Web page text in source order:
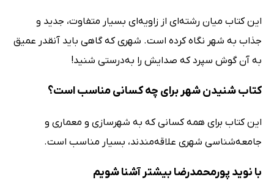
این کتاب میان رشته‌ای از زاویه‌ای بسیار متفاوت،‌ جدید و
جذاب به شهر نگاه کرده است. شهری که گاهی باید آنقدر عمیق
به آن گوش سپرد که صدایش را به‌درستی شنید!
کتاب شنیدن شهر برای چه کسانی مناسب است؟
این کتاب برای همه کسانی که به شهرسازی و معماری و
جامعه‌شناسی شهری علاقه‌مندند،‌ بسیار مناسب است.
با نوید پورمحمدرضا بیشتر آشنا شویم